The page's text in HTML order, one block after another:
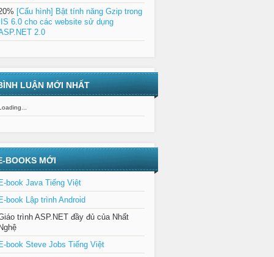
[Cấu hình] Bật tính năng Gzip trong
IIS 6.0 cho các website sử dụng
2.0
LUẬN MỚI NHẤT
BOOKS MỚI
E-book Java Tiếng Việt
E-book Lập trình Android
trình ASP.NET đầy đủ của Nhất
Nghệ
E-book Steve Jobs Tiếng Việt